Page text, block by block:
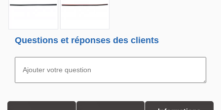
Questions et réponses des clients